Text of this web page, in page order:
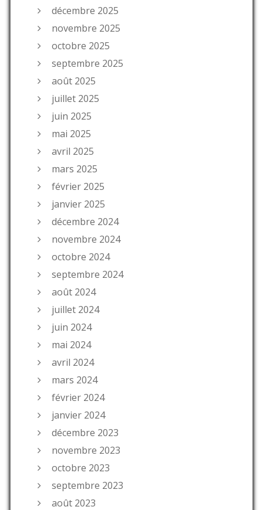
décembre 2025
novembre 2025
octobre 2025
septembre 2025
août 2025
juillet 2025
juin 2025
mai 2025
avril 2025
mars 2025
février 2025
janvier 2025
décembre 2024
novembre 2024
octobre 2024
septembre 2024
août 2024
juillet 2024
juin 2024
mai 2024
avril 2024
mars 2024
février 2024
janvier 2024
décembre 2023
novembre 2023
octobre 2023
septembre 2023
août 2023